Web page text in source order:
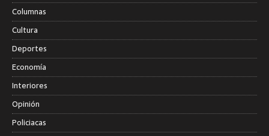
Columnas
Cultura
Deportes
Economía
Interiores
Opinión
Policiacas